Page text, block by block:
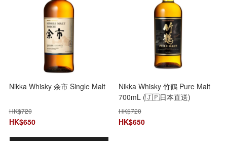
Nikka Whisky 余市 Single Malt
HK$720
HK$650
Nikka Whisky 竹鶴 Pure Malt
700mL (🇯🇵日本直送)
HK$720
HK$650